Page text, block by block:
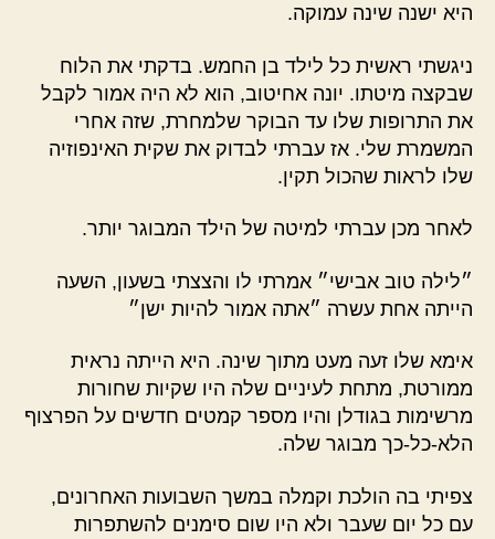
היא ישנה שינה עמוקה.
ניגשתי ראשית כל לילד בן החמש. בדקתי את הלוח
שבקצה מיטתו. יונה אחיטוב, הוא לא היה אמור לקבל
את התרופות שלו עד הבוקר שלמחרת, שזה אחרי
המשמרת שלי. אז עברתי לבדוק את שקית האינפוזיה
שלו לראות שהכול תקין.
לאחר מכן עברתי למיטה של הילד המבוגר יותר.
״לילה טוב אבישי״ אמרתי לו והצצתי בשעון, השעה
הייתה אחת עשרה ״אתה אמור להיות ישן״
אימא שלו זעה מעט מתוך שינה. היא הייתה נראית
ממורטת, מתחת לעיניים שלה היו שקיות שחורות
מרשימות בגודלן והיו מספר קמטים חדשים על הפרצוף
הלא-כל-כך מבוגר שלה.
צפיתי בה הולכת וקמלה במשך השבועות האחרונים,
עם כל יום שעבר ולא היו שום סימנים להשתפרות